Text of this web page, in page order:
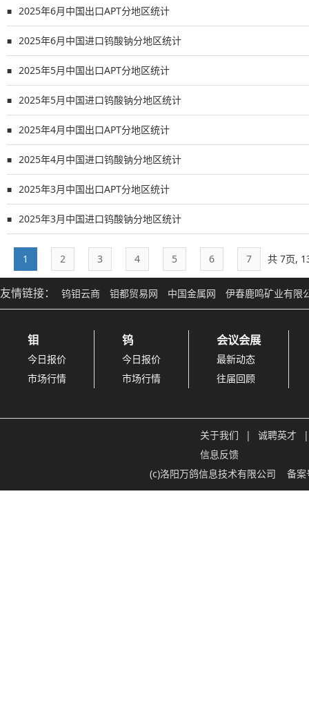
■ 2025年6月中国出口APT分地区统计
■ 2025年6月中国进口钨酸钠分地区统计
■ 2025年5月中国出口APT分地区统计
■ 2025年5月中国进口钨酸钠分地区统计
■ 2025年4月中国出口APT分地区统计
■ 2025年4月中国进口钨酸钠分地区统计
■ 2025年3月中国出口APT分地区统计
■ 2025年3月中国进口钨酸钠分地区统计
1 2 3 4 5 6 7 共 7页,
友情链接： 钨钼云商 钼都贸易网 中国金属网 伊春鹿鸣矿业有限
钼
今日报价
市场行情
钨
今日报价
市场行情
会议会展
最新动态
往届回顾
关于我们 | 诚聘英才
|
信息反馈
(c)洛阳万鸽信息技术有限公司 备案